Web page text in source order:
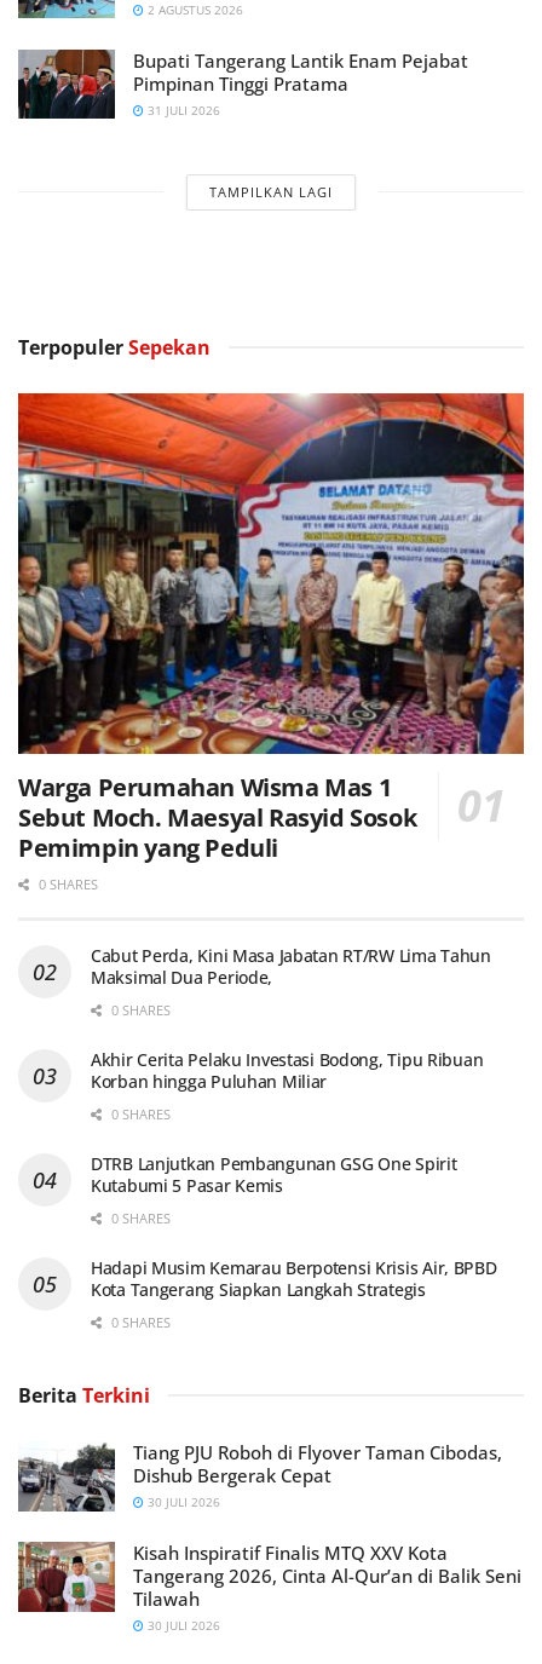
2 AGUSTUS 2026
Bupati Tangerang Lantik Enam Pejabat
Pimpinan Tinggi Pratama
31 JULI 2026
TAMPILKAN LAGI
TerpopulerSepekan
Warga Perumahan Wisma Mas 1
Sebut Moch. Maesyal Rasyid Sosok
Pemimpin yang Peduli
0 SHARES
Cabut Perda, Kini Masa Jabatan RT/RW Lima Tahun
Maksimal Dua Periode,
0 SHARES
Akhir Cerita Pelaku Investasi Bodong, Tipu Ribuan
Korban hingga Puluhan Miliar
0 SHARES
DTRB Lanjutkan Pembangunan GSG One Spirit
Kutabumi 5 Pasar Kemis
0 SHARES
Hadapi Musim Kemarau Berpotensi Krisis Air, BPBD
Kota Tangerang Siapkan Langkah Strategis
0 SHARES
Berita Terkini
Tiang PJU Roboh di Flyover Taman Cibodas,
Dishub Bergerak Cepat
30 JULI 2026
Kisah Inspiratif Finalis MTQ XXV Kota
Tangerang 2026, Cinta Al-Qur’an di Balik Seni
Tilawah
30 JULI 2026